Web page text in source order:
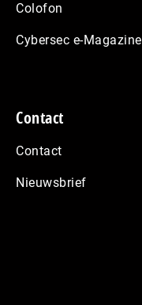
Colofon
Cybersec e-Magazine
Contact
Contact
Nieuwsbrief